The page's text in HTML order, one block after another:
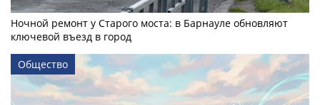
Ночной ремонт у Старого моста: в Барнауле обновляют
ключевой въезд в город
Общество